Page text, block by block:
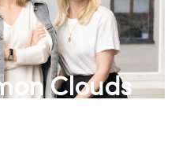
Clouds